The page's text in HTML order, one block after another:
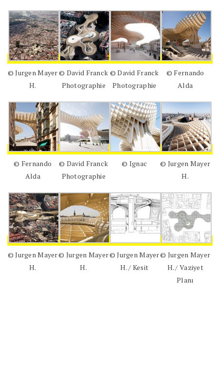
© Jurgen Mayer
H.
© David Franck
Photographie
© David Franck
Photographie
© Fernando
Alda
© Fernando
Alda
© David Franck
Photographie
© Ignac
© Jurgen Mayer
H.
© Jurgen Mayer
H.
© Jurgen Mayer
H.
© Jurgen Mayer
H. / Kesit
© Jurgen Mayer
H. / Vaziyet
Planı